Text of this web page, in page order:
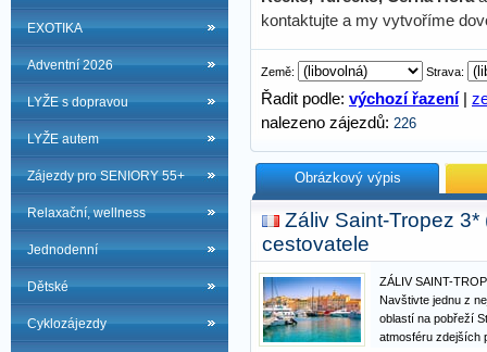
EXOTIKA
Adventní 2026
LYŽE s dopravou
LYŽE autem
Zájezdy pro SENIORY 55+
Relaxační, wellness
Jednodenní
Dětské
Cyklozájezdy
kontaktujte a my vytvoříme
Země: Strava:
Řadit podle: výchozí řazení
nalezeno zájezdů: 226
Obrázkový výpis
Záliv Saint-Tropez
cestovatele
ZÁLIV SAINT-
Navštivte jednu z
oblastí na pobřeží
atmosféru zdejších